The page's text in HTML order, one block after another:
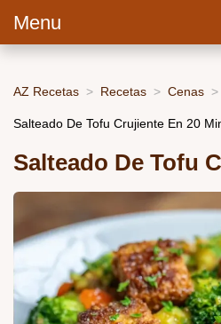
Menu
AZ Recetas Recetas Cenas
Salteado De Tofu Crujiente En 20
Salteado De Tofu